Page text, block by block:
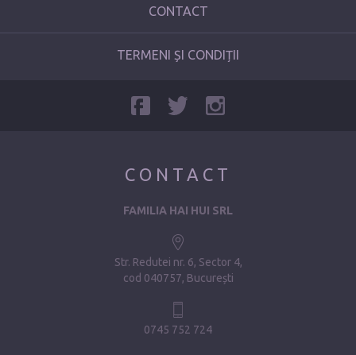
CONTACT
TERMENI ȘI CONDIȚII
CONTACT
FAMILIA HAI HUI SRL
Str. Redutei nr. 6, Sector 4
cod 040757, București
0745 752 724